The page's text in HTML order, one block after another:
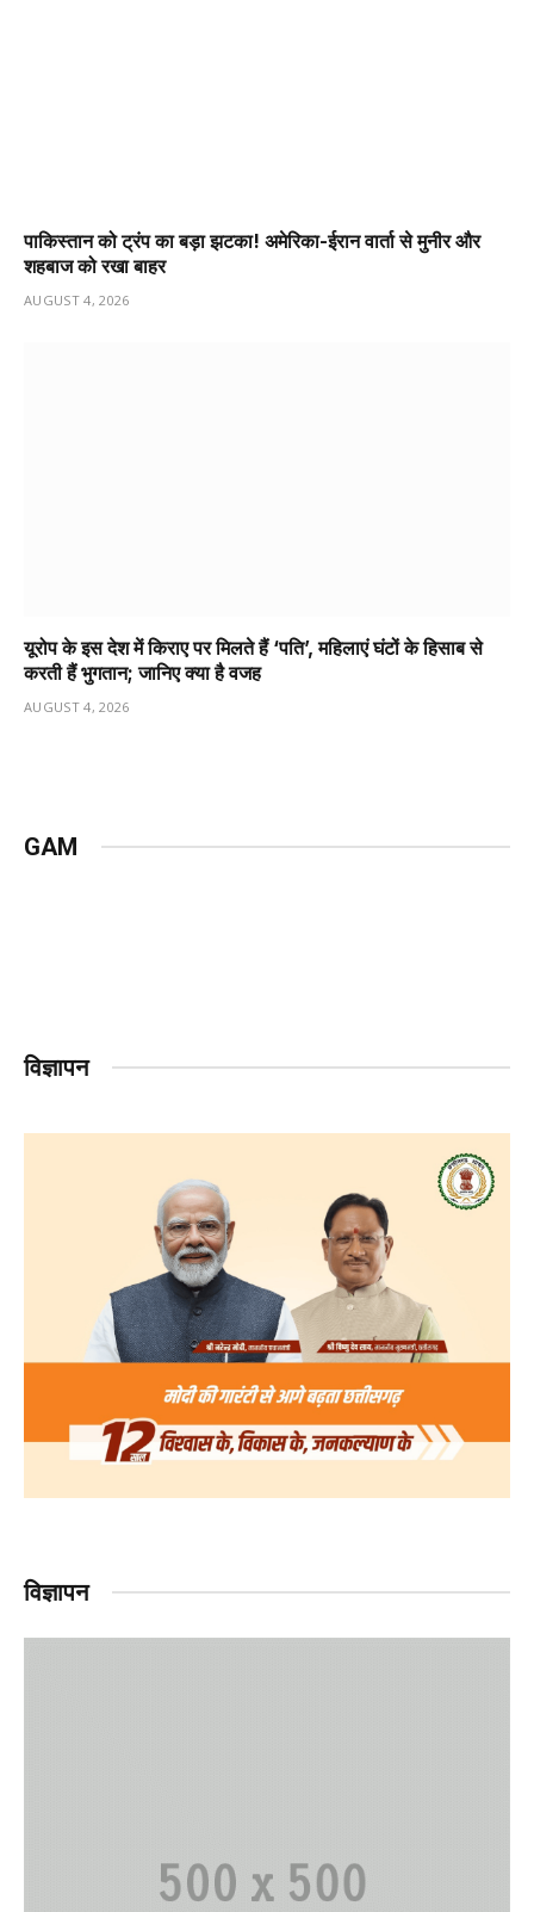
पाकिस्तान को ट्रंप का बड़ा झटका! अमेरिका-ईरान वार्ता से मुनीर और
शहबाज को रखा बाहर
AUGUST 4, 2026
यूरोप के इस देश में किराए पर मिलते हैं ‘पति’, महिलाएं घंटों के हिसाब से
करती हैं भुगतान; जानिए क्या है वजह
AUGUST 4, 2026
GAM
विज्ञापन
विज्ञापन